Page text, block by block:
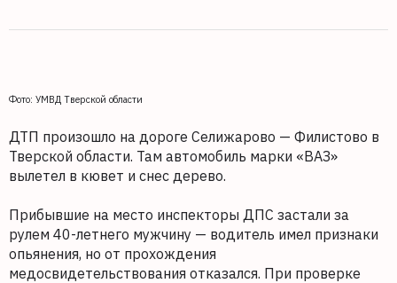
Фото: УМВД Тверской области
ДТП произошло на дороге Селижарово — Филистово в
Тверской области. Там автомобиль марки «ВАЗ»
вылетел в кювет и снес дерево.
Прибывшие на место инспекторы ДПС застали за
рулем 40-летнего мужчину — водитель имел признаки
опьянения, но от прохождения
медосвидетельствования отказался. При проверке